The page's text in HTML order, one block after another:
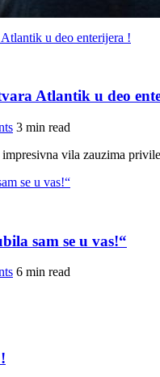
Atlantik u deo
3 min read
vila zauzima
sam se u vas!“
6 min read